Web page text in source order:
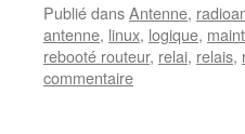
Publié dansAntenne,
antenne, linux, logique,
rebooté routeur, relai, relais,
commentaire